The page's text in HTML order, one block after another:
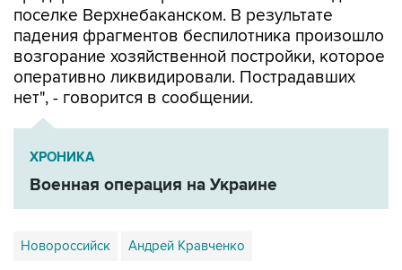
поселке Верхнебаканском. В результате
падения фрагментов беспилотника произошло
возгорание хозяйственной постройки, которое
оперативно ликвидировали. Пострадавших
нет", - говорится в сообщении.
ХРОНИКА
Военная операция на Украине
Новороссийск Андрей Кравченко